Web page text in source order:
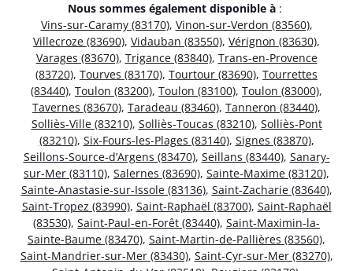
Nous sommes également disponible à :
Vins-sur-Caramy (83170), Vinon-sur-Verdon (83560),
Villecroze (83690), Vidauban (83550), Vérignon (83630),
Varages (83670), Trigance (83840), Trans-en-Provence
(83720), Tourves (83170), Tourtour (83690), Tourrettes
(83440), Toulon (83200), Toulon (83100), Toulon (83000),
Tavernes (83670), Taradeau (83460), Tanneron (83440),
Solliès-Ville (83210), Solliès-Toucas (83210), Solliès-Pont
(83210), Six-Fours-les-Plages (83140), Signes (83870),
Seillons-Source-d’Argens (83470), Seillans (83440), Sanary-
sur-Mer (83110), Salernes (83690), Sainte-Maxime (83120),
Sainte-Anastasie-sur-Issole (83136), Saint-Zacharie (83640),
Saint-Tropez (83990), Saint-Raphaël (83700), Saint-Raphaël
(83530), Saint-Paul-en-Forêt (83440), Saint-Maximin-la-
Sainte-Baume (83470), Saint-Martin-de-Pallières (83560),
Saint-Mandrier-sur-Mer (83430), Saint-Cyr-sur-Mer (83270),